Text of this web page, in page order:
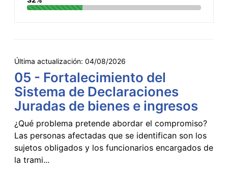
Última actualización: 04/08/2026
05 - Fortalecimiento del
Sistema de Declaraciones
Juradas de bienes e ingresos
¿Qué problema pretende abordar el compromiso?
Las personas afectadas que se identifican son los
sujetos obligados y los funcionarios encargados de
la trami...